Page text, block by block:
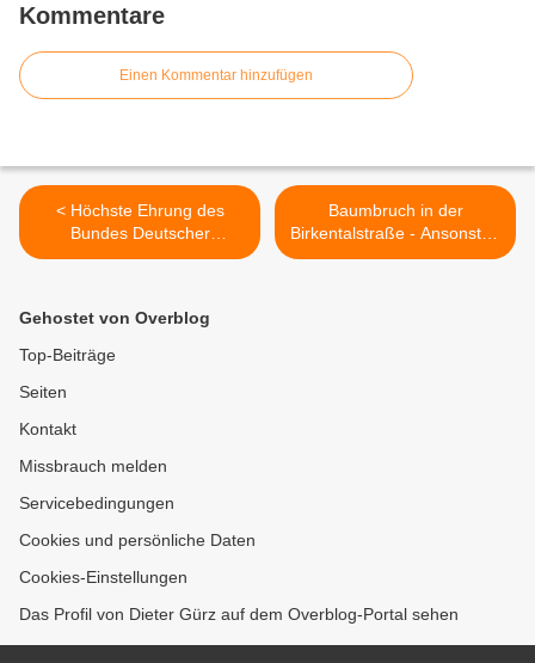
Kommentare
Einen Kommentar hinzufügen
< Höchste Ehrung des
Bundes Deutscher
Karneval: BDK-
aktive Fastnacht für die
Veitshöchheimerin Helga
Baumbruch in der
Birkentalstraße - Ansonsten
überstand Veitshöchheim
Gehostet von Overblog
Top-Beiträge
Seiten
Kontakt
Missbrauch melden
Servicebedingungen
Cookies und persönliche Daten
Cookies-Einstellungen
Das Profil von Dieter Gürz auf dem Overblog-Portal sehen